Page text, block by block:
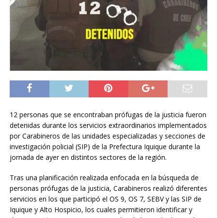
12 personas que se encontraban prófugas de la justicia fueron
detenidas durante los servicios extraordinarios implementados
por Carabineros de las unidades especializadas y secciones de
investigación policial (SIP) de la Prefectura Iquique durante la
jornada de ayer en distintos sectores de la región.
Tras una planificación realizada enfocada en la búsqueda de
personas prófugas de la justicia, Carabineros realizó diferentes
servicios en los que participó el OS 9, OS 7, SEBV y las SIP de
Iquique y Alto Hospicio, los cuales permitieron identificar y